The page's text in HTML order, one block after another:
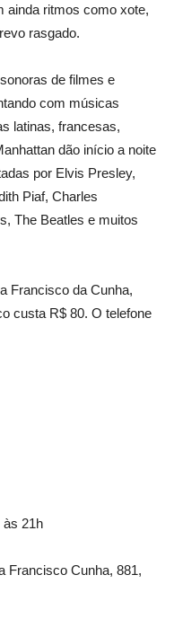
ainda ritmos como xote,
rasgado.
de filmes e
com músicas
latinas, francesas,
dão início a noite
por Elvis Presley,
Piaf, Charles
The Beatles e muitos
Francisco da Cunha,
custa R$ 80. O telefone
às 21h
Francisco Cunha, 881,